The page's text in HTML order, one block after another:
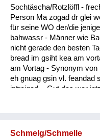
Sochtäscha/Rotzlöffl -
Person Ma zogad dr glei
für seine WO der/die
bahwassr - Männer wie
nicht gerade den besten
bread im gsiht kea am
am Vortag - Synonym
eh gnuag gsin vl. feandad
intreigad. - Gut das war
Schmelg/Schmelle